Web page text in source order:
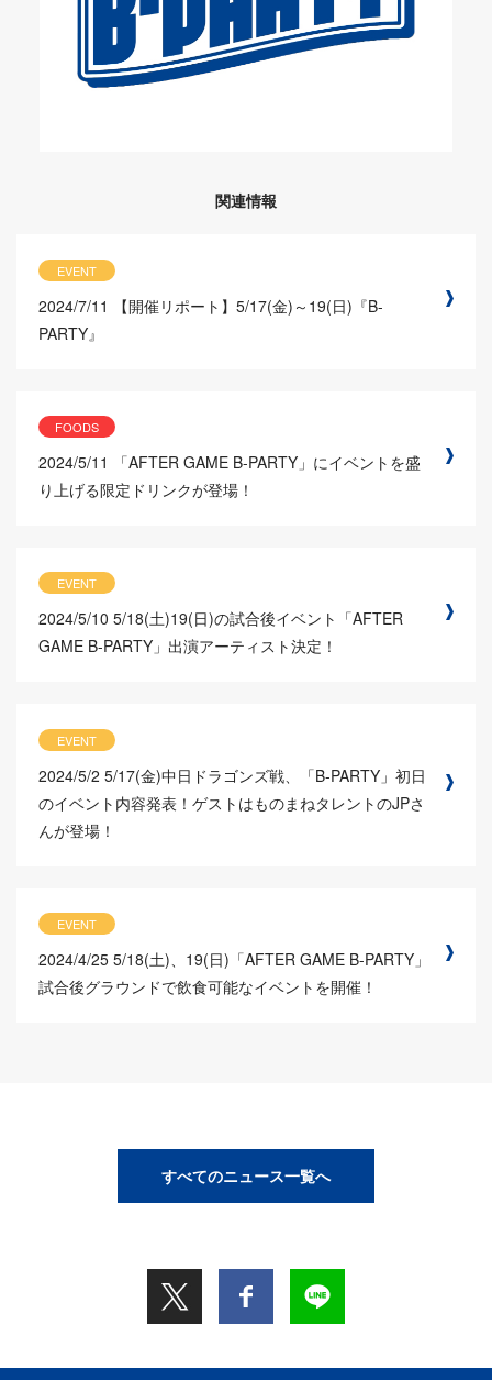
関連情報
EVENT
2024/7/11
【開催リポート】5/17(金)～19(日)『B-
PARTY』
FOODS
2024/5/11
「AFTER GAME B-PARTY」にイベントを盛
り上げる限定ドリンクが登場！
EVENT
2024/5/10 5/18(土)19(日)の試合後イベント「AFTER
GAME B-PARTY」出演アーティスト決定！
EVENT
2024/5/2 5/17(金)中日ドラゴンズ戦、「B-PARTY」初日
のイベント内容発表！ゲストはものまねタレントのJPさ
んが登場！
EVENT
2024/4/25 5/18(土)、19(日)「AFTER GAME B-PARTY」
試合後グラウンドで飲食可能なイベントを開催！
すべてのニュース一覧へ